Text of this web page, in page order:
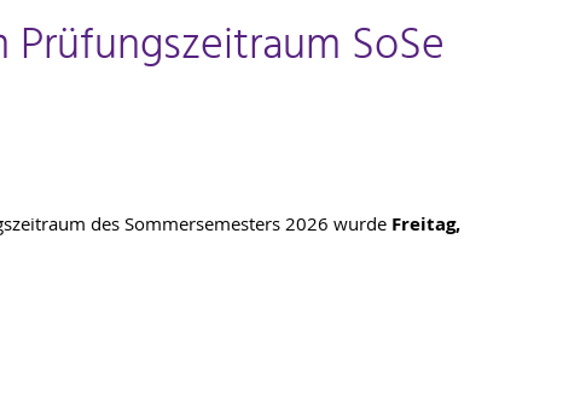
SoSe
des Sommersemesters 2026 wurde Freitag,